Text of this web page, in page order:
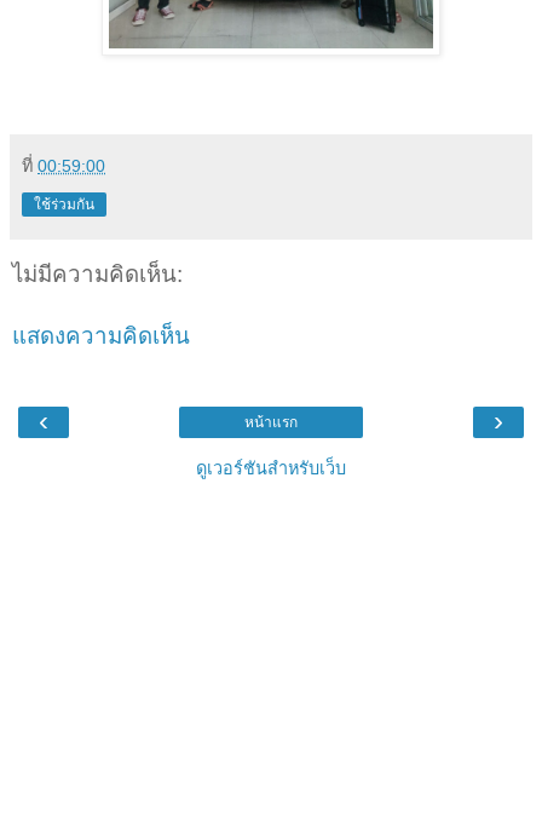
ที่ 00:59:00
ใช้ร่วมกัน
ไม่มีความคิดเห็น:
แสดงความคิดเห็น
‹ ›
หน้าแรก
ดูเวอร์ชันสำหรับเว็บ